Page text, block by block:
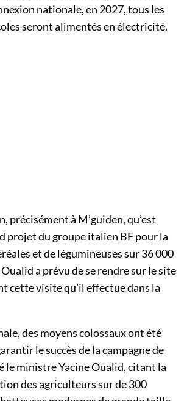
nationale, en 2027, tous les
seront alimentés en électricité.
précisément à M’guiden, qu’est
projet du groupe italien BF pour la
et de légumineuses sur 36 000
a prévu de se rendre sur le site
cette visite qu’il effectue dans la
des moyens colossaux ont été
le succès de la campagne de
le ministre Yacine Oualid, citant la
des agriculteurs sur de 300